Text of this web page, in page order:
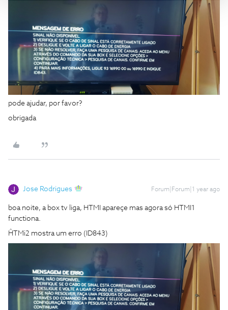
pode ajudar, por favor?
obrigada
Jose Rodrigues Forum|Forum|1 year ago
boa noite, a box tv liga, HTMI apareçe mas agora só HTMI1
functiona.
ĤTMi2 mostra um erro (ID843)